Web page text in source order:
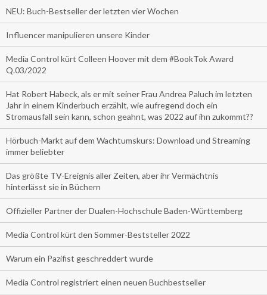
NEU: Buch-Bestseller der letzten vier Wochen
Influencer manipulieren unsere Kinder
Media Control kürt Colleen Hoover mit dem #BookTok Award
Q.03/2022
Hat Robert Habeck, als er mit seiner Frau Andrea Paluch im letzten
Jahr in einem Kinderbuch erzählt, wie aufregend doch ein
Stromausfall sein kann, schon geahnt, was 2022 auf ihn zukommt??
Hörbuch-Markt auf dem Wachtumskurs: Download und Streaming
immer beliebter
Das größte TV-Ereignis aller Zeiten, aber ihr Vermächtnis
hinterlässt sie in Büchern
Offizieller Partner der Dualen-Hochschule Baden-Württemberg
Media Control kürt den Sommer-Beststeller 2022
Warum ein Pazifist geschreddert wurde
Media Control registriert einen neuen Buchbestseller